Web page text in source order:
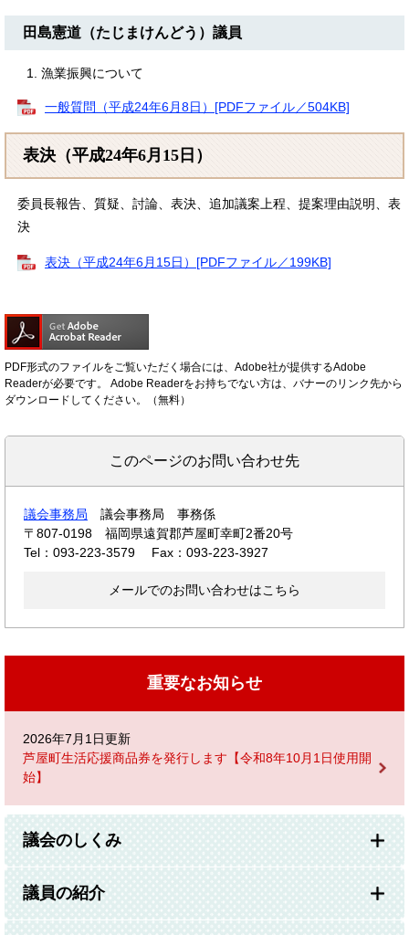
田島憲道（たじまけんどう）議員
漁業振興について
一般質問（平成24年6月8日）[PDFファイル／504KB]
表決（平成24年6月15日）
委員長報告、質疑、討論、表決、追加議案上程、提案理由説明、表
決
表決（平成24年6月15日）[PDFファイル／199KB]
PDF形式のファイルをご覧いただく場合には、Adobe社が提供するAdobe
Readerが必要です。
Adobe Readerをお持ちでない方は、バナーのリンク先から
ダウンロードしてください。（無料）
このページのお問い合わせ先
議会事務局
議会事務局 事務係
〒807-0198
福岡県遠賀郡芦屋町幸町2番20号
Tel：093-223-3579
Fax：093-223-3927
メールでのお問い合わせはこちら
重要なお知らせ
2026年7月1日更新
芦屋町生活応援商品券を発行します【令和8年10月1日使用開
始】
議会のしくみ
議員の紹介